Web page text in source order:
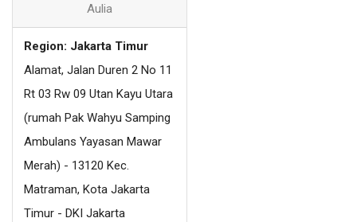
Aulia
Region: Jakarta Timur
Alamat, Jalan Duren 2 No 11
Rt 03 Rw 09 Utan Kayu Utara
(rumah Pak Wahyu Samping
Ambulans Yayasan Mawar
Merah) - 13120 Kec.
Matraman, Kota Jakarta
Timur - DKI Jakarta